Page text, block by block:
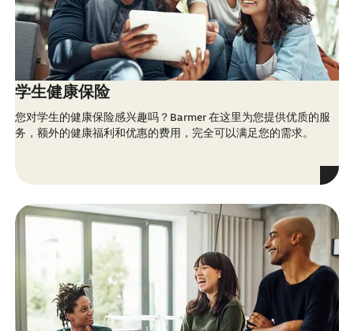
学生健康保险
您对学生的健康保险感兴趣吗？ Barmer在这里为您提供优质的服
务，额外的健康福利和优惠的费用，完全可以满足您的需求。